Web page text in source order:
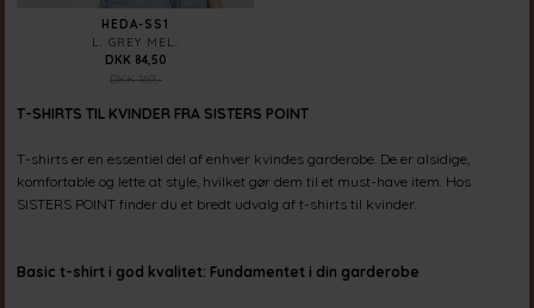
HEDA-SS1
L. GREY MEL.
DKK 169,-
DKK 84,50
T-SHIRTS TIL KVINDER FRA SISTERS POINT
T-shirts er en essentiel del af enhver kvindes garderobe. De er alsidige,
komfortable og lette at style, hvilket gør dem til et must-have item. Hos
SISTERS POINT finder du et bredt udvalg af t-shirts til kvinder.
Basic t-shirt i god kvalitet: Fundamentet i din garderobe